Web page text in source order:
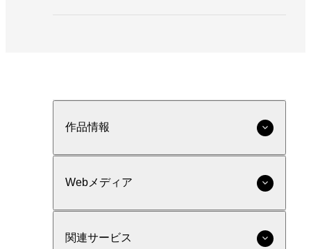
作品情報
Webメディア
関連サービス